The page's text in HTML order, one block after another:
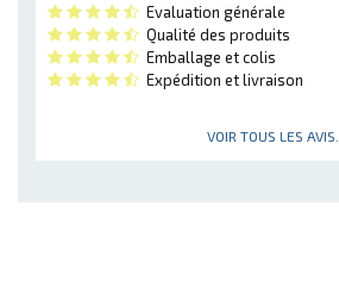
Evaluation générale
Qualité des produits
Emballage et colis
Expédition et livraison
VOIR TOUS LES AVIS...